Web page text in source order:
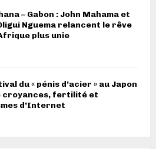
– Gabon : John Mahama et
Nguema relancent le rêve
plus unie
du « pénis d’acier » au Japon
croyances, fertilité et
d’Internet